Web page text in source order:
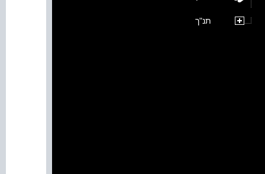
תנ"ך